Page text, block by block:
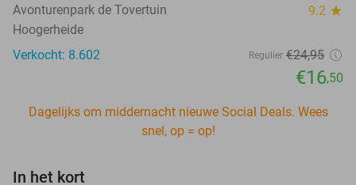
Avonturenpark de Tovertuin 9.2 star
Hoogerheide
Verkocht: 8.602
Regulier €24,95
€16,50
Dagelijks om middernacht nieuwe Social Deals. Wees
snel, op = op!
In het kort